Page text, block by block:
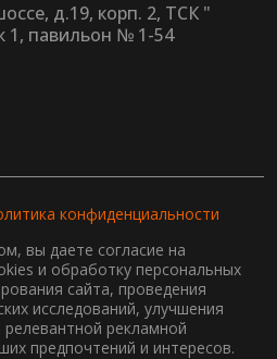
д.19, корп. 2, ТСК "
1, павильон № 1-54
конфиденциальности
вы даете согласие на
и обработку персональных
сайта, проведения
исследований, улучшения
релевантной рекламной
предпочтений и интересов.